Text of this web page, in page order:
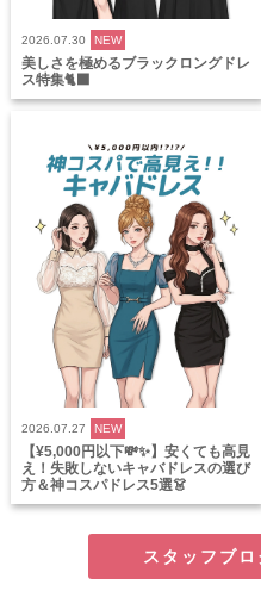
2026.07.30 NEW
美しさを極めるブラックロングドレ
ス特集🐈‍⬛
2026.07.27 NEW
【¥5,000円以下💸✨】安くても高見
え！失敗しないキャバドレスの選び
方＆神コスパドレス5選👗
スタッフブ